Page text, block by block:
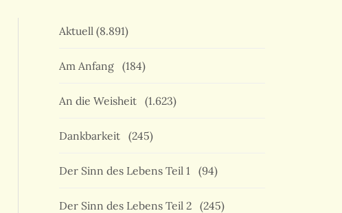
Aktuell (8.891)
Am Anfang (184)
An die Weisheit (1.623)
Dankbarkeit (245)
Der Sinn des Lebens Teil 1 (94)
Der Sinn des Lebens Teil 2 (245)